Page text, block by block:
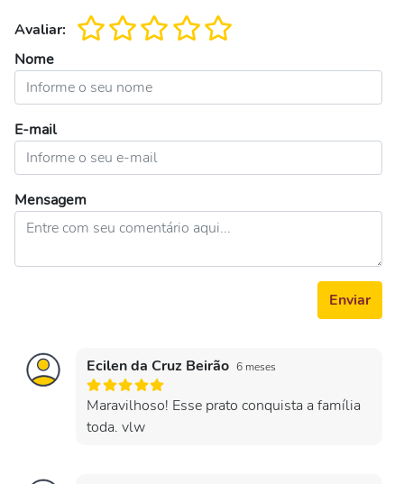
Avaliar:
Nome
E-mail
Mensagem
Enviar
Ecilen da Cruz Beirão 6 meses
Maravilhoso! Esse prato conquista a família
toda. vlw